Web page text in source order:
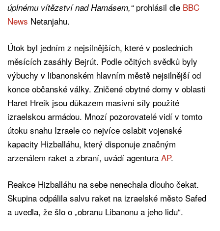
úplnému vítězství nad Hamásem,“prohlásil dle BBC
News Netanjahu.
Útok byl jedním z nejsilnějších, které v posledních
měsících zasáhly Bejrút. Podle očitých svědků byly
výbuchy v libanonském hlavním městě nejsilnější od
konce občanské války. Zničené obytné domy v oblasti
Haret Hreik jsou důkazem masivní síly použité
izraelskou armádou. Mnozí pozorovatelé vidí v tomto
útoku snahu Izraele co nejvíce oslabit vojenské
kapacity Hizballáhu, který disponuje značným
arzenálem raket a zbraní, uvádí agentura AP.
Reakce Hizballáhu na sebe nenechala dlouho čekat.
Skupina odpálila salvu raket na izraelské město Safed
a uvedla, že šlo o „obranu Libanonu a jeho lidu“.